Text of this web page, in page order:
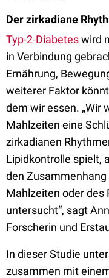
Der zirkadiane
Typ-2-Diabeteswird
in Verbindung
Ernährung,
weiterer Faktor
dem wir essen. „Wir
Mahlzeiten eine
zirkadianen
Lipidkontrolle spielt,
den
Mahlzeiten oder des
untersucht“, sagt
Forscherin und
In dieser Studie
zusammen mit